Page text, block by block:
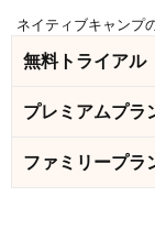
ネイティブキャンプ
無料トライアル
プレミアムプラ
ファミリープラ